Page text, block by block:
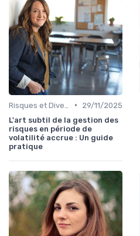
•
29/11/2025
L'art subtil de la gestion des
risques en période de
volatilité accrue : Un guide
pratique